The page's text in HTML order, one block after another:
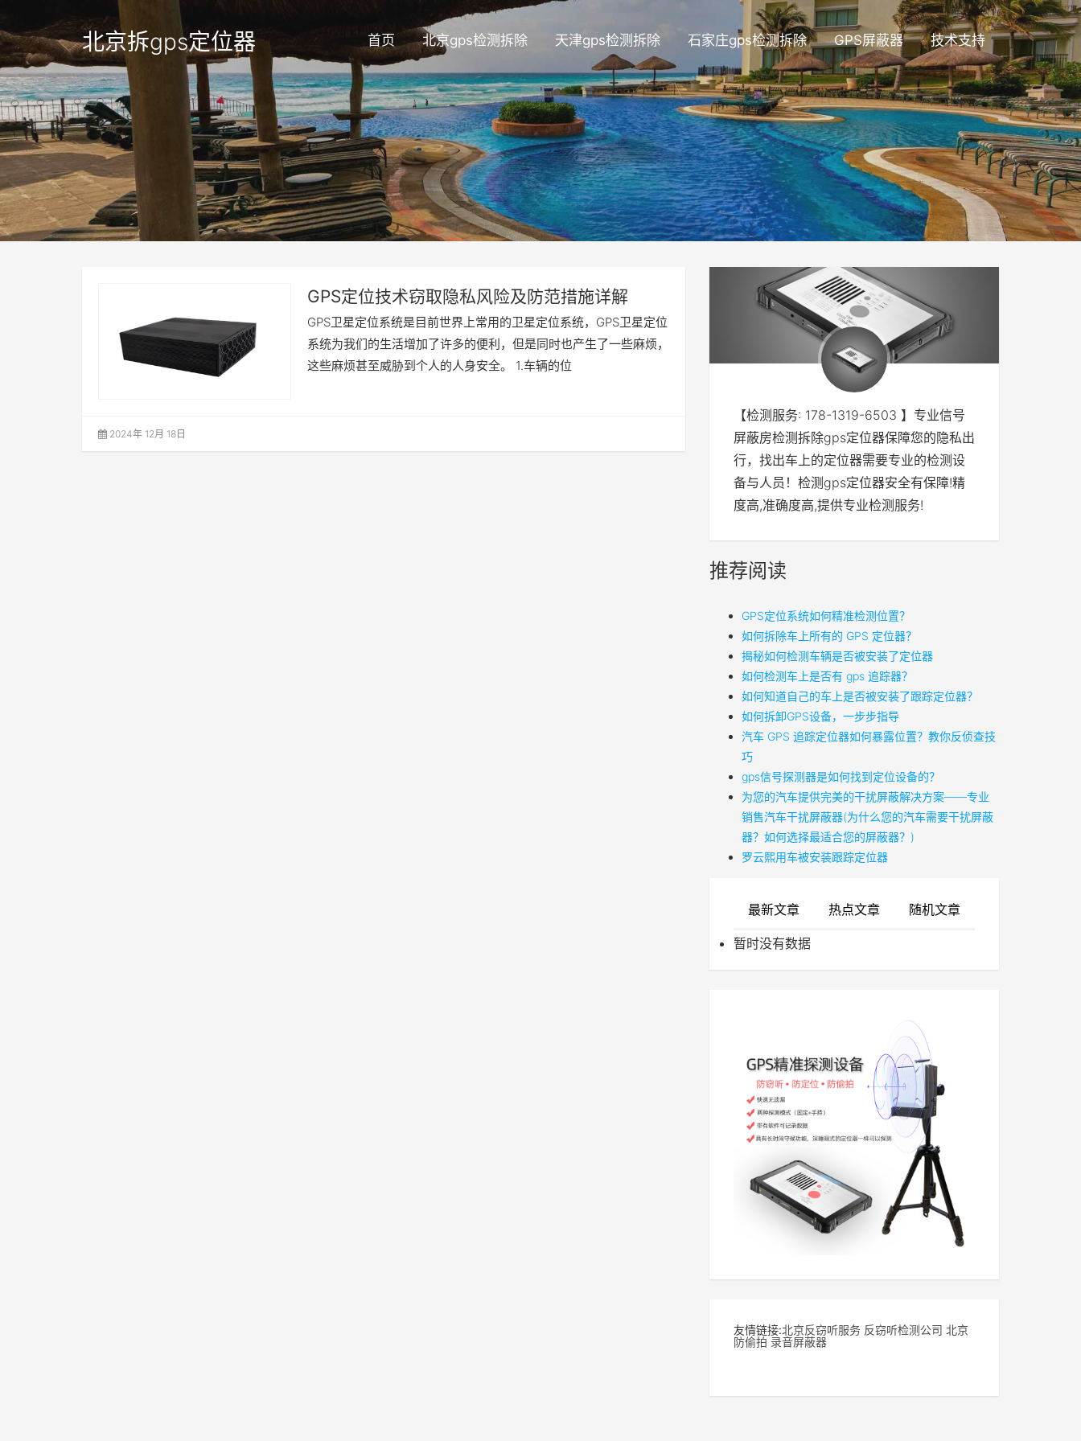
北京拆gps定位器 首页 北京gps检测拆除 天津gps检测拆除 石家庄gps检测拆除 GPS屏蔽器 技术支持
GPS定位技术窃取隐私风险及防范措施详解
GPS卫星定位系统是目前世界上常用的卫星定位系统，GPS卫星定位
系统为我们的生活增加了许多的便利，但是同时也产生了一些麻烦，
这些麻烦甚至威胁到个人的人身安全。 1.车辆的位
2024年 12月 18日
【检测服务: 178-1319-6503 】专业信号
屏蔽房检测拆除gps定位器保障您的隐私出
行，找出车上的定位器需要专业的检测设
备与人员！检测gps定位器安全有保障!精
度高,准确度高,提供专业检测服务!
推荐阅读
GPS定位系统如何精准检测位置？
如何拆除车上所有的 GPS 定位器？
揭秘如何检测车辆是否被安装了定位器
如何检测车上是否有 gps 追踪器？
如何知道自己的车上是否被安装了跟踪定位器？
如何拆卸GPS设备，一步步指导
汽车 GPS 追踪定位器如何暴露位置？教你反侦查技
巧
gps信号探测器是如何找到定位设备的？
为您的汽车提供完美的干扰屏蔽解决方案——专业
销售汽车干扰屏蔽器(为什么您的汽车需要干扰屏蔽
器？如何选择最适合您的屏蔽器？)
罗云熙用车被安装跟踪定位器
最新文章 热点文章 随机文章
暂时没有数据
友情链接:北京反窃听服务 反窃听检测公司 北京
防偷拍 录音屏蔽器